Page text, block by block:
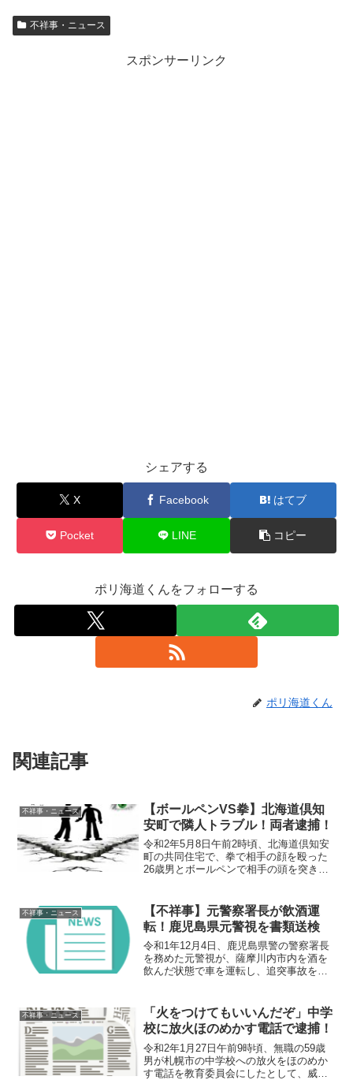
不祥事・ニュース
スポンサーリンク
シェアする
X Facebook はてブ
Pocket LINE コピー
ポリ海道くんをフォローする
ポリ海道くん
関連記事
不祥事・ニュース
【ボールペンVS拳】北海道倶知
安町で隣人トラブル！両者逮捕！
令和2年5月8日午前2時頃、北海道倶知安
町の共同住宅で、拳で相手の顔を殴った
26歳男とボールペンで相手の頭を突き刺
頃、北海道倶知安町北7条西4丁目の共同
住宅で、拳で...
不祥事・ニュース
【不祥事】元警察署長が飲酒運
転！鹿児島県元警視を書類送検
令和1年12月4日、鹿児島県警の警察署長
を務めた元警視が、薩摩川内市内を酒を
飲んだ状態で車を運転し、追突事故を起
前、鹿児島県警の警察署長を務めた元警
視が、薩摩川内市...
不祥事・ニュース
「火をつけてもいいんだぞ」中学
校に放火ほのめかす電話で逮捕！
令和2年1月27日午前9時頃、無職の59歳
男が札幌市の中学校への放火をほのめか
す電話を教育委員会にしたとして、威力